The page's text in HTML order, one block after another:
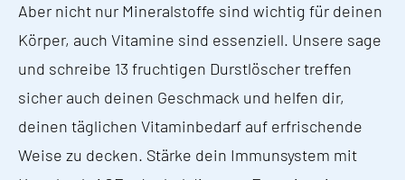
Aber nicht nur Mineralstoffe sind wichtig für deinen
Körper, auch Vitamine sind essenziell. Unsere sage
und schreibe 13 fruchtigen Durstlöscher treffen
sicher auch deinen Geschmack und helfen dir,
deinen täglichen Vitaminbedarf auf erfrischende
Weise zu decken. Stärke dein Immunsystem mit